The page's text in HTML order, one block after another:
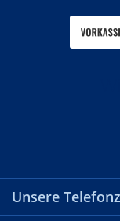
Unsere